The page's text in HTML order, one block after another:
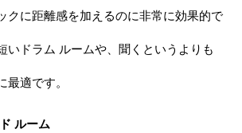
クに距離感を加えるのに非常に効果的で
いドラム ルームや、聞くというよりも
最適です。
ルーム